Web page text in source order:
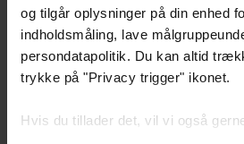
og tilgår oplysninger på din enhed
indholdsmåling, lave
persondatapolitik. Du kan altid
trykke på "Privacy trigger" ikonet.
Hvis du tillader det, vil vi også